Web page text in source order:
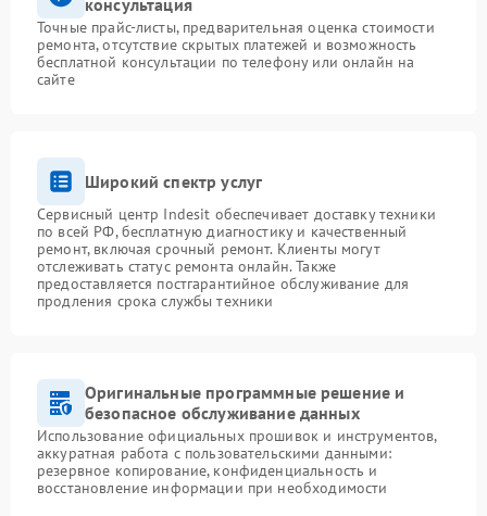
консультация
Точные прайс-листы, предварительная оценка стоимости
ремонта, отсутствие скрытых платежей и возможность
бесплатной консультации по телефону или онлайн на
сайте
Широкий спектр услуг
Сервисный центр Indesit обеспечивает доставку техники
по всей РФ, бесплатную диагностику и качественный
ремонт, включая срочный ремонт. Клиенты могут
отслеживать статус ремонта онлайн. Также
предоставляется постгарантийное обслуживание для
продления срока службы техники
Оригинальные программные решение и
безопасное обслуживание данных
Использование официальных прошивок и инструментов,
аккуратная работа с пользовательскими данными:
резервное копирование, конфиденциальность и
восстановление информации при необходимости